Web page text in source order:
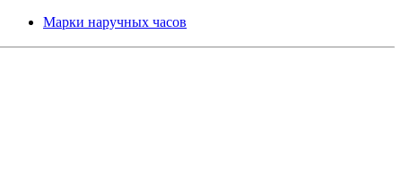
Марки наручных часов